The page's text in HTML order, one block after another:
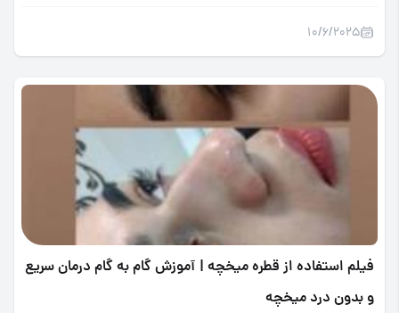
10/6/2025
فیلم استفاده از قطره میخچه | آموزش گام به گام درمان سریع
و بدون درد میخچه